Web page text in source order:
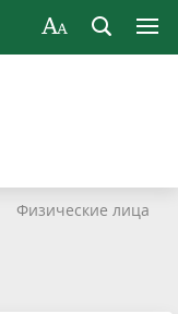
Физические лица